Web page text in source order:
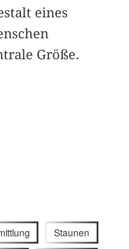
eines
Größe.
Staunen